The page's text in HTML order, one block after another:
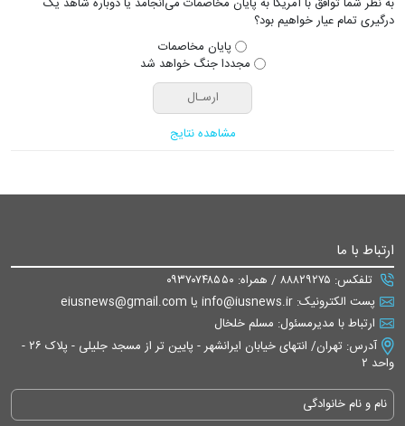
درگیری تمام عیار خواهیم بود؟
پایان مخاصمات
مجددا جنگ خواهد شد
مشاهده نتایج
ارتباط با ما
تلفکس: ۸۸۸۲۹۲۷۵ / همراه: ۰۹۳۷۰۷۴۸۵۵۰
پست الکترونیک: info@iusnews.ir یا eiusnews@gmail.com
ارتباط با مدیرمسئول: مسلم خلخال
آدرس: تهران/ انتهای خیابان ایرانشهر - پایین تر از مسجد جلیلی - پلاک ۲۶ -
واحد ۲